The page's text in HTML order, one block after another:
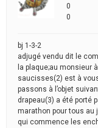
0
0
bj 1-3-2
adjugé vendu dit le
la plaque;au monsieur
saucisses(2) est à
passons à l’objet
drapeau(3) a été porté
marathon pour tous au
qui commence les